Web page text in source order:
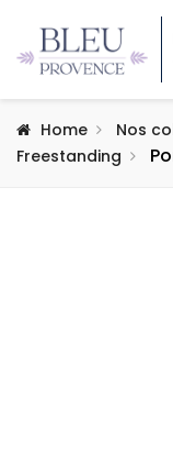
Home Nos
Freestanding